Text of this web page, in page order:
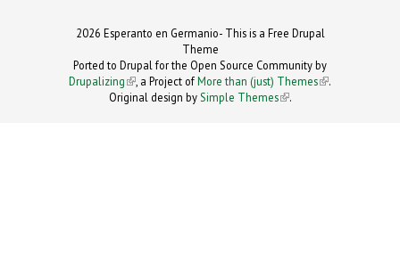
2026 Esperanto en Germanio- This is a Free Drupal
Theme
Ported to Drupal for the Open Source Community by
Drupalizing(link is external)
, a Project ofMore than (just) Themes (link is
.
Original design bySimple Themes
(link is
.